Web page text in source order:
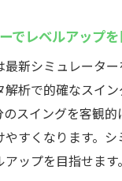
でレベルアップ
最新シミュレータ
析で的確なスイ
スイングを客観的
すくなります。
ップを目指せます。